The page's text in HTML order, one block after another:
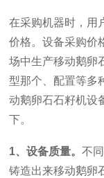
在采购机器时，用
价格。设备采购价
场中生产移动鹅卵
型那个、配置等多
动鹅卵石石籽机设
下。
1、设备质量。不
铸造出来移动鹅卵